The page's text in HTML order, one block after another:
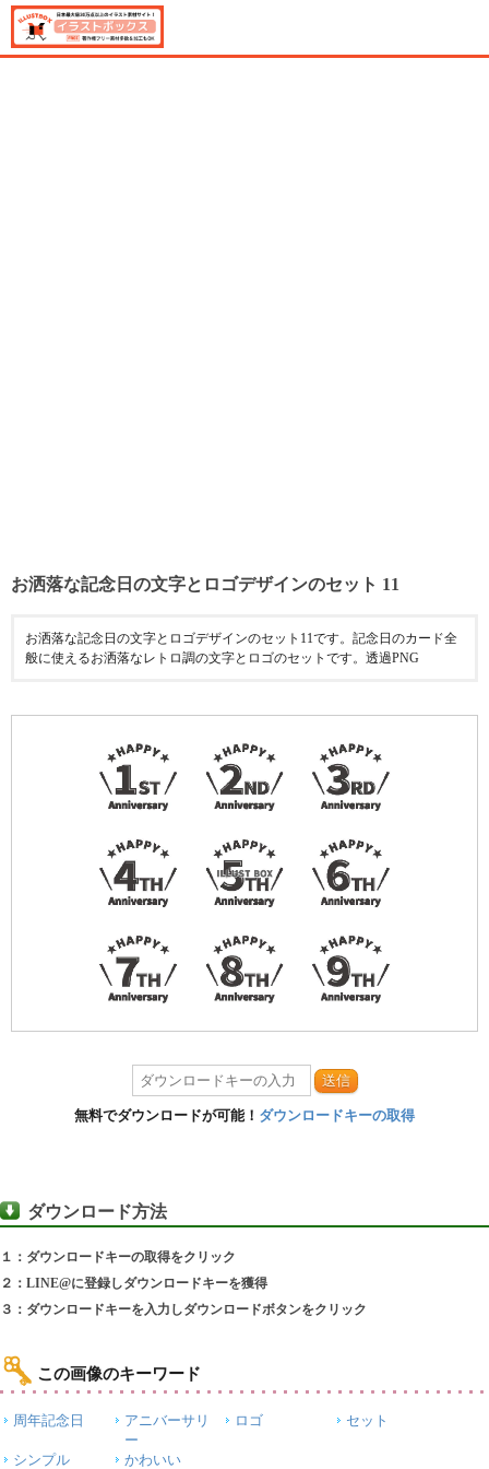
お洒落な記念日の文字とロゴデザインのセット 11
お洒落な記念日の文字とロゴデザインのセット11です。記念日のカード全
般に使えるお洒落なレトロ調の文字とロゴのセットです。透過PNG
送信
無料でダウンロードが可能！ ダウンロードキーの取得
ダウンロード方法
１：ダウンロードキーの取得をクリック
２：LINE@に登録しダウンロードキーを獲得
３：ダウンロードキーを入力しダウンロードボタンをクリック
この画像のキーワード
周年記念日
アニバーサリ
ー
ロゴ セット
シンプル かわいい